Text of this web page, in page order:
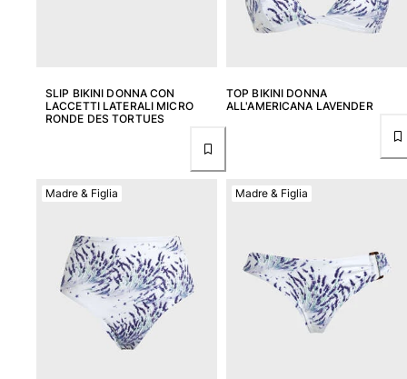
Abiti
Tuniche
Sweatshirts
T-Shirts
Modelli lounge
Kimonos
Vedi tutti i Abbigliamento
SLIP BIKINI DONNA CON
LACCETTI LATERALI MICRO
RONDE DES TORTUES
TOP BIKINI DONNA
ALL'AMERICANA LAVENDER
Madre & Figlia Madre & Figlia